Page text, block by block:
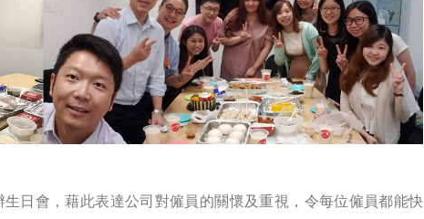
日會，藉此表達公司對僱員的關懷及重視，令每位僱員都能快